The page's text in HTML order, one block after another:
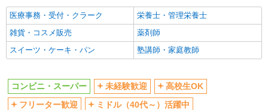
販売・接客サービス
コンビニ・スーパー
同じ特徴から求人を探す
ミドル（40代～）活躍中
ボーナス・賞与あり
週2～3日勤務OK
短時間勤務（1日4h以内）OK
医療事務・受付・クラーク
栄養士・管理栄養士
雑貨・コスメ販売
薬剤師
スイーツ・ケーキ・パン
塾講師・家庭教師
コンビニ・スーパー 未経験歓迎
高校生OK
フリーター歓迎
ミドル（40代～）活躍中